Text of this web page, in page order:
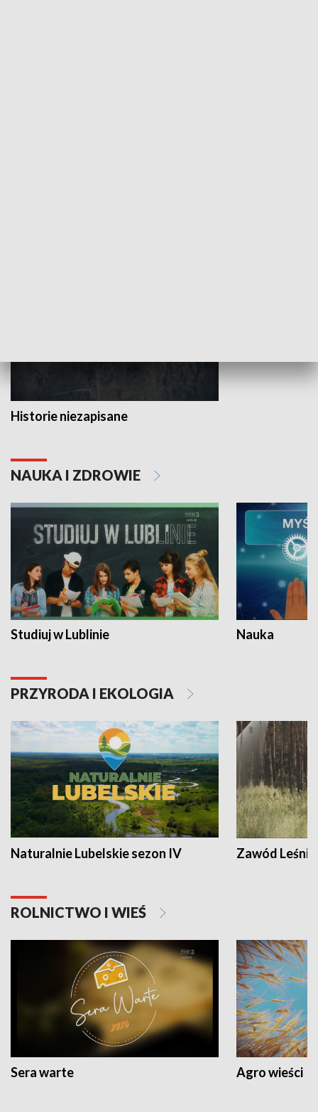
Historie niezapisane
NAUKA I ZDROWIE
Studiuj w Lublinie Nauka
PRZYRODA I EKOLOGIA
Naturalnie Lubelskie sezon IV Zawód Leśnik
ROLNICTWO I WIEŚ
Sera warte Agro wieści